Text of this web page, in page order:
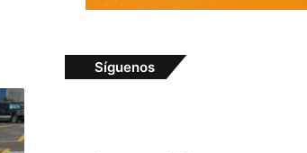
Síguenos